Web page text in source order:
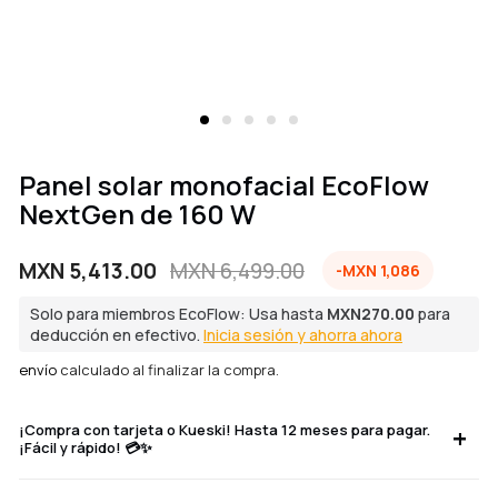
Panel solar monofacial EcoFlow
NextGen de 160 W
Precio
de
venta
MXN 5,413.00
Precio
regular
MXN 6,499.00 -MXN 1,086
Solo para miembros EcoFlow: Usa hasta MXN270.00 para
deducción en efectivo. Inicia sesión y ahorra ahora
envío calculado al finalizar la compra.
¡Compra con tarjeta o Kueski! Hasta 12 meses para pagar.
¡Fácil y rápido! 💳✨